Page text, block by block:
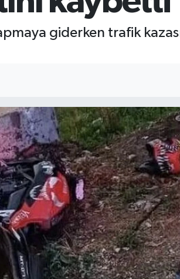
giderken trafik